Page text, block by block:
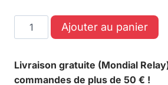
Ajouter au panier
Livraison gratuite (Mondial
commandes de plus de 50 € !